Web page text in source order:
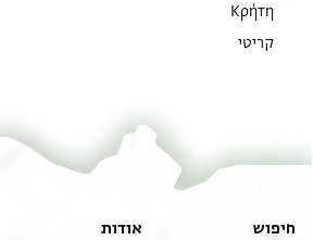
Κρήτη
קריטי
חיפוש אודות